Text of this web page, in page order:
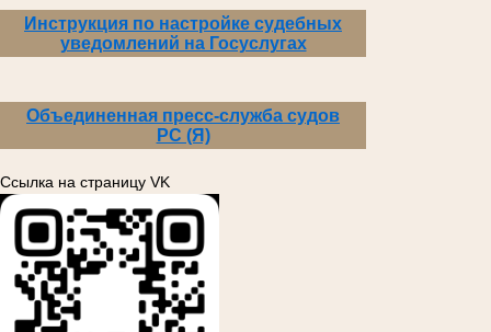
Инструкция по настройке судебных
уведомлений на Госуслугах
Объединенная пресс-служба судов
РС (Я)
Ссылка на страницу VK